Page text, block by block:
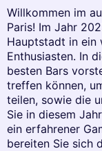
Willkommen im
Paris! Im Jahr
Hauptstadt in ein
Enthusiasten. In
besten Bars
treffen können,
teilen, sowie die
Sie in diesem
ein erfahrener
bereiten Sie sich